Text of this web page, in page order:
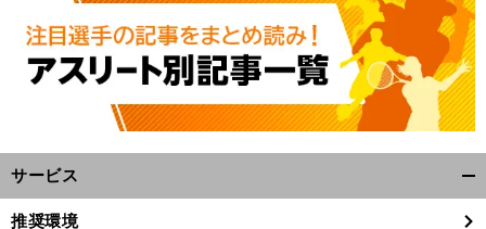
サービス
推奨環境